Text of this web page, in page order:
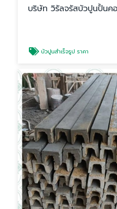
บริษัท วิรัลจรัสบัวปูนปั้นค
บัวปูนสําเร็จรูป ราคา